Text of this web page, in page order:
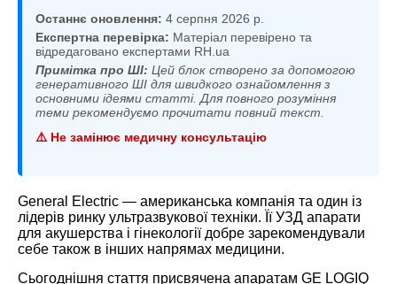
Останнє оновлення: 4 серпня 2026 р.
Експертна перевірка: Матеріал перевірено та
відредаговано експертами RH.ua
Примітка про ШІ: Цей блок створено за допомогою
генеративного ШІ для швидкого ознайомлення з
основними ідеями статті. Для повного розуміння
теми рекомендуємо прочитати повний текст.
⚠️ Не замінює медичну консультацію
General Electric — американська компанія та один із
лідерів ринку ультразвукової техніки. Її УЗД апарати
для акушерства і гінекології добре зарекомендували
себе також в інших напрямах медицини.
Сьогоднішня стаття присвячена апаратам GE LOGIQ